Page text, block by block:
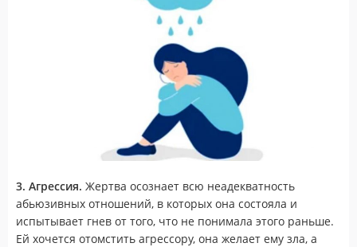
3. Агрессия. Жертва осознает всю неадекватность
абьюзивных отношений, в которых она состояла и
испытывает гнев от того, что не понимала этого раньше.
Ей хочется отомстить агрессору, она желает ему зла, а